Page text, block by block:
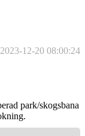
12-20 08:00:24
park/skogsbana